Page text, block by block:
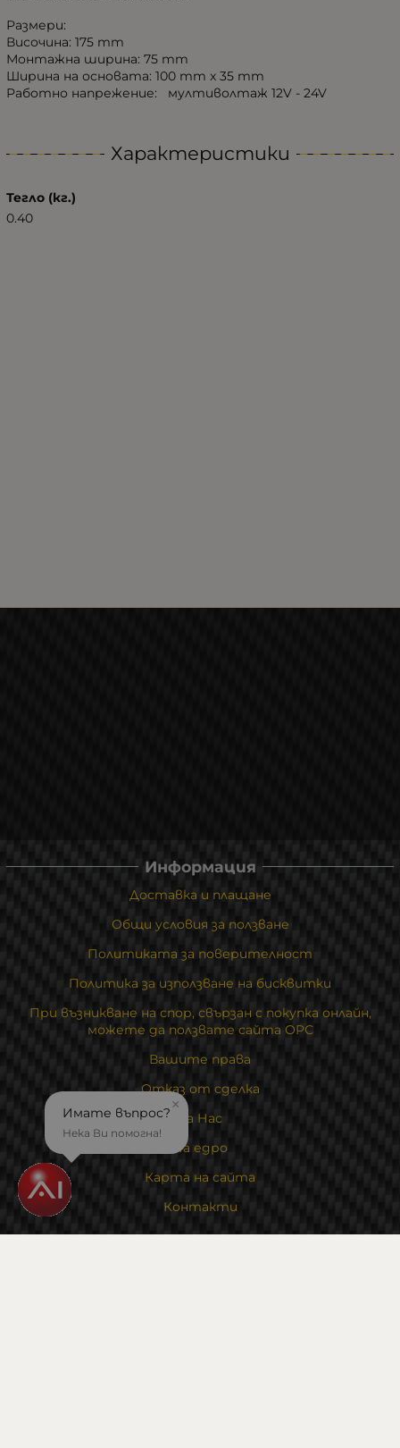
Размери:
Височина: 175 mm
Монтажна ширина: 75 mm
Ширина на основата: 100 mm x 35 mm
Работно напрежение: мултиволтаж 12V - 24V
Характеристики
Тегло (кг.)
0.40
Информация
Доставка и плащане
Общи условия за ползване
Политиката за поверителност
Политика за използване на бисквитки
При възникване на спор, свързан с покупка онлайн,
можете да ползвате сайта ОРС
Вашите права
Отказ от сделка
За Нас
На едро
Карта на сайта
Контакти
×
Имате въпрос?
Нека Ви помогна!